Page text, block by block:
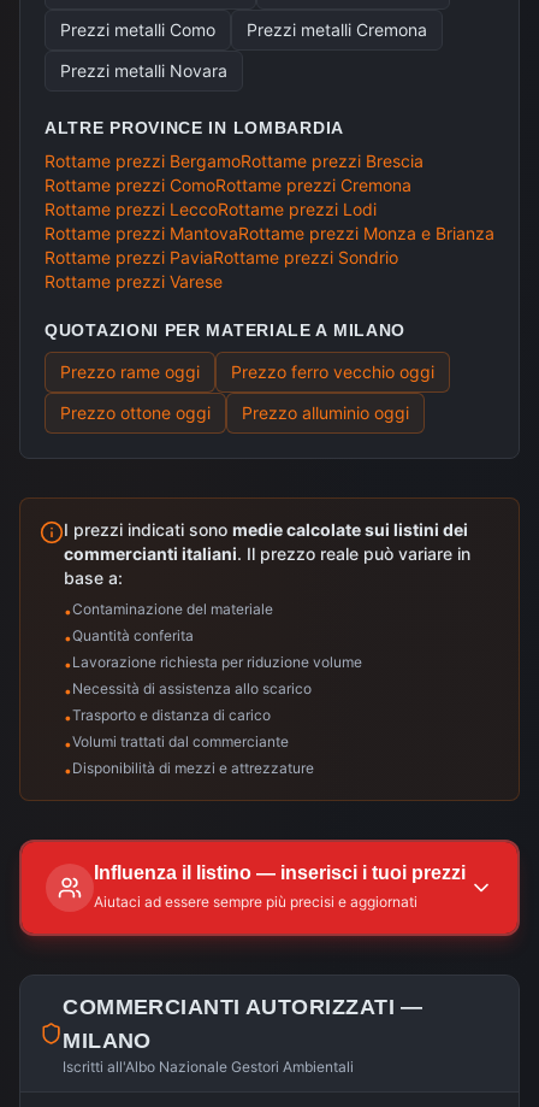
Prezzi metalli Como Prezzi metalli Cremona
Prezzi metalli Novara
ALTRE PROVINCE IN LOMBARDIA
Rottame prezzi BergamoRottame prezzi Brescia
Rottame prezzi ComoRottame prezzi Cremona
Rottame prezzi LeccoRottame prezzi Lodi
Rottame prezzi MantovaRottame prezzi Monza e Brianza
Rottame prezzi PaviaRottame prezzi Sondrio
Rottame prezzi Varese
QUOTAZIONI PER MATERIALE A MILANO
Prezzo rame oggi Prezzo ferro vecchio oggi
Prezzo ottone oggi Prezzo alluminio oggi
I prezzi indicati sono medie calcolate sui listini dei
commercianti italiani. Il prezzo reale può variare in
base a:
•Contaminazione del materiale
•Quantità conferita
•Lavorazione richiesta per riduzione volume
•Necessità di assistenza allo scarico
•Trasporto e distanza di carico
•Volumi trattati dal commerciante
•Disponibilità di mezzi e attrezzature
Influenza il listino — inserisci i tuoi prezzi
Aiutaci ad essere sempre più precisi e aggiornati
COMMERCIANTI AUTORIZZATI —
MILANO
Iscritti all'Albo Nazionale Gestori Ambientali